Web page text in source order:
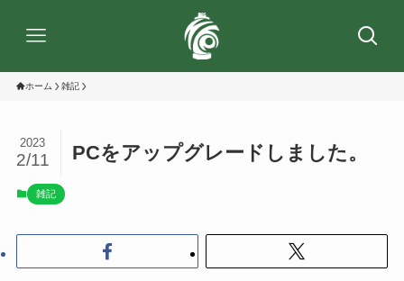
ホーム 雑記
PCをアップグレードしました。
2023
2/11
雑記